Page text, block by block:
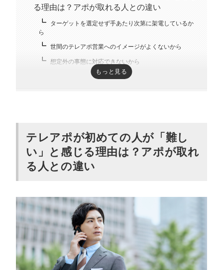
る理由は？アポが取れる人との違い
ターゲットを選定せず手あたり次第に架電しているか
ら
世間のテレアポ営業へのイメージがよくないから
想定外の事態に対応できないから
キーパーソンが複数人いるから
受付を突破するのが難しいから
テレアポ初心者が押さえるべき基本のポイ
ント8つ
商品・サービスの特徴は端的に伝える
聞き取りやすく落ち着いたトーンで話す
ターゲットに対するメリットを明示する
適切なタイミングで架電する
「断られて当たり前」と割り切る
もっと見る
テレアポが初めての人が「難し
い」と感じる理由は？アポが取れ
る人との違い